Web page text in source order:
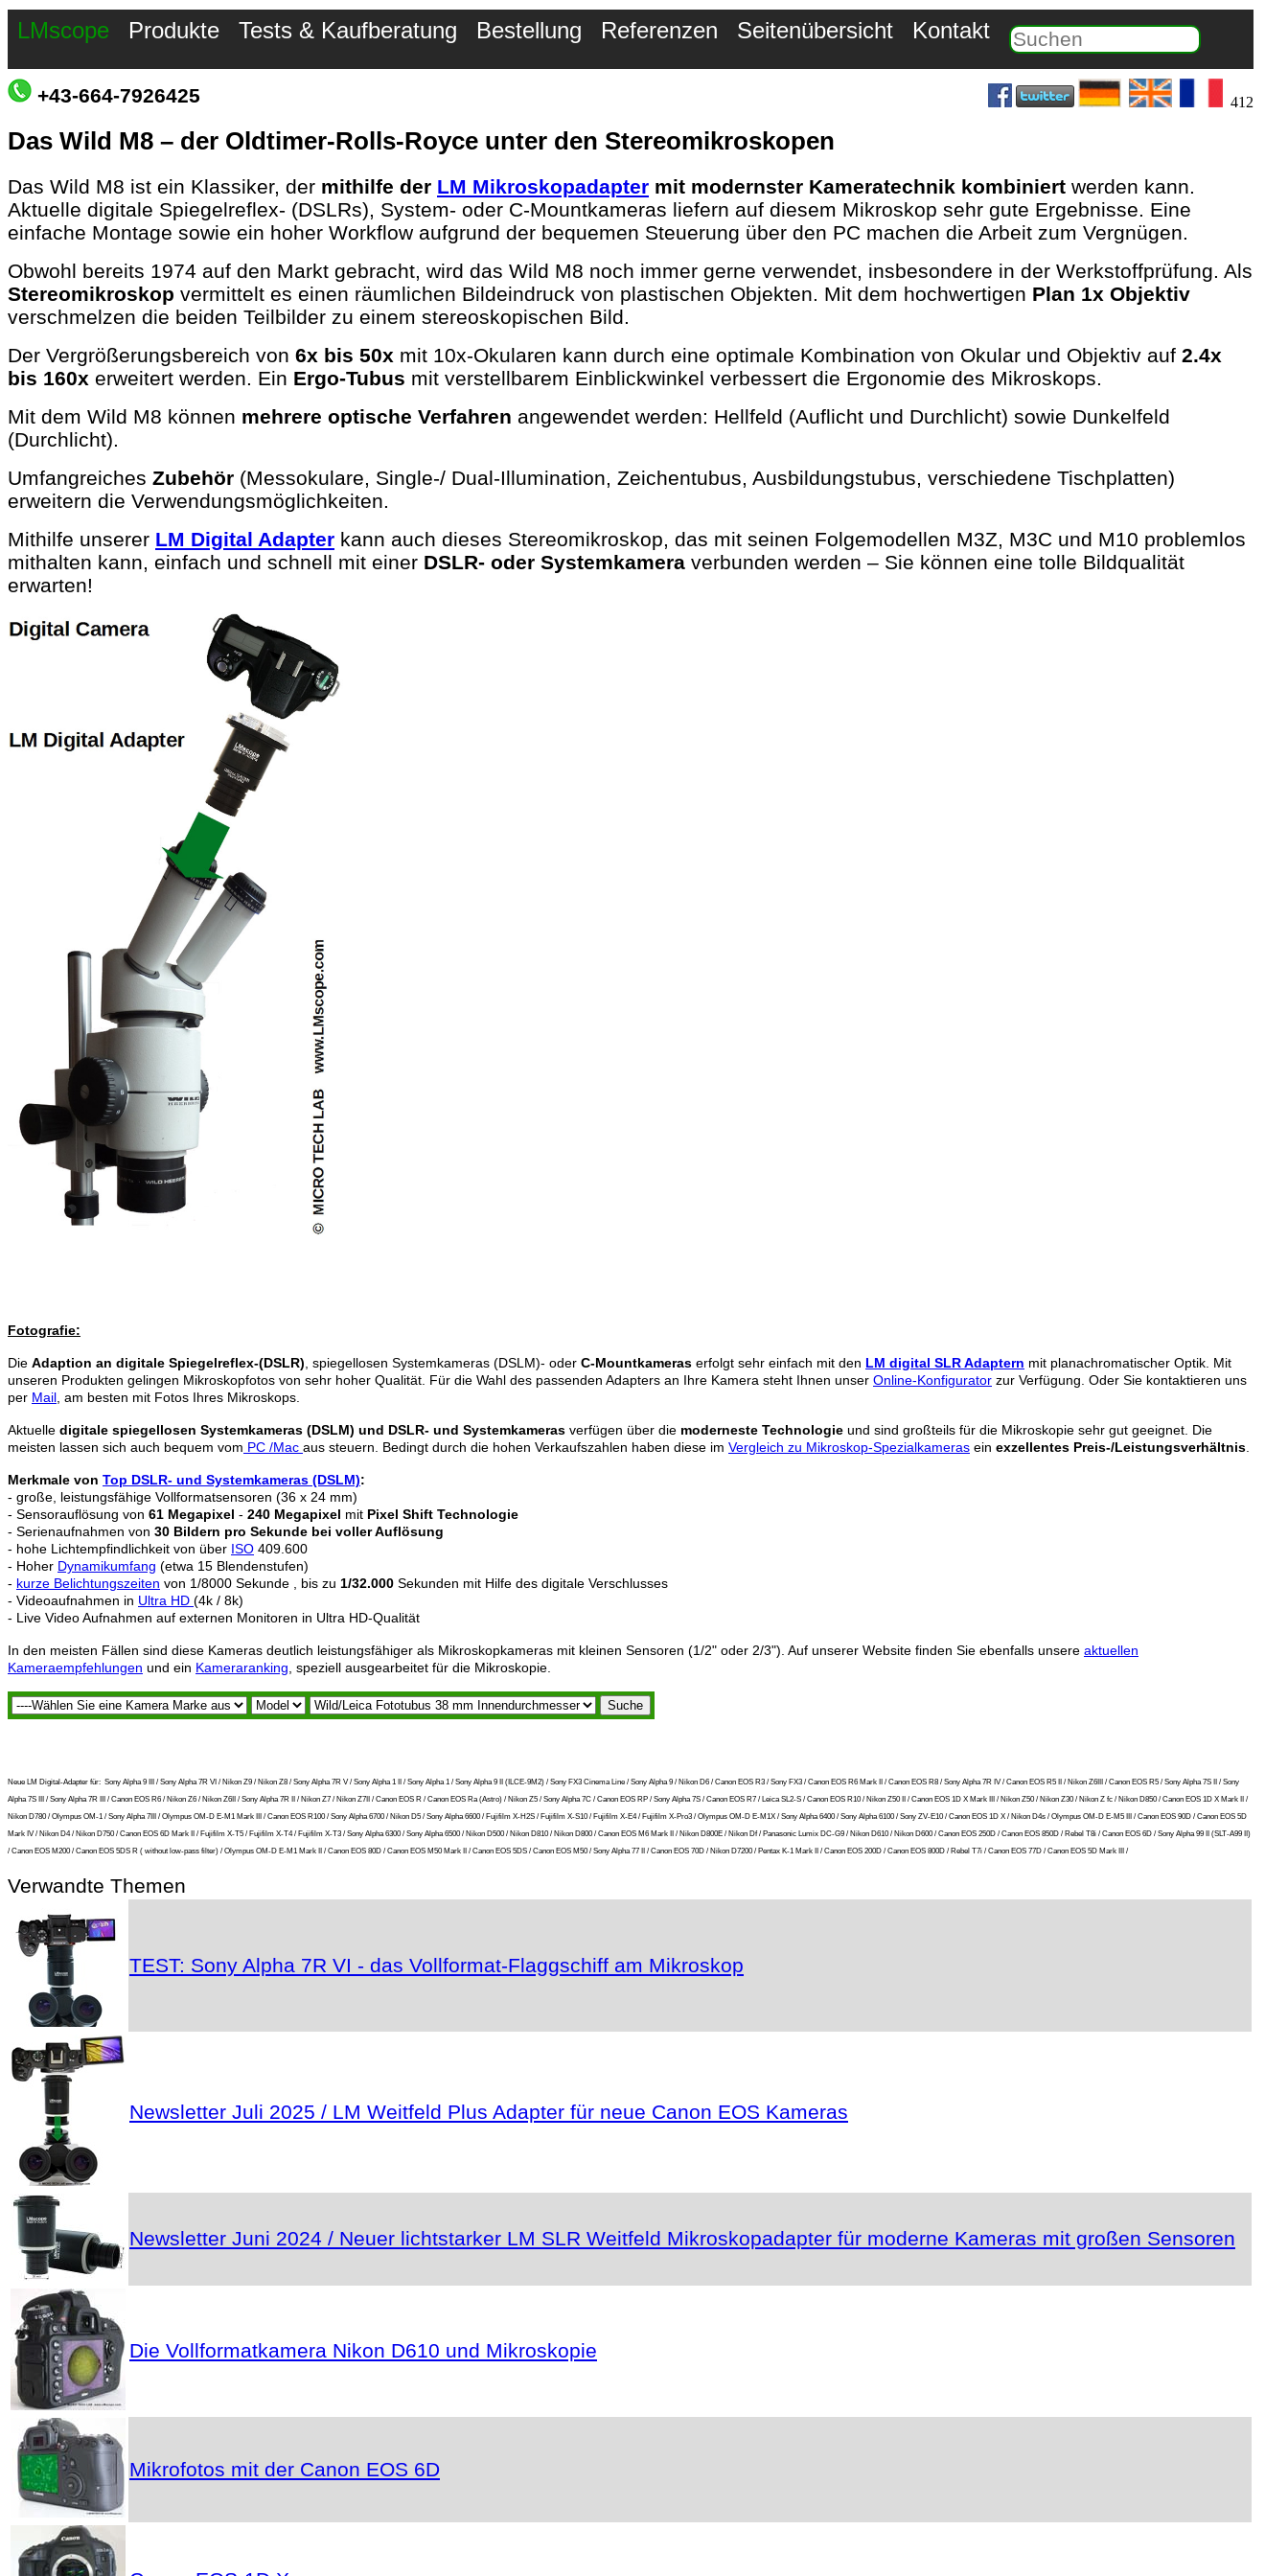
LMscope Produkte Tests & Kaufberatung Bestellung Referenzen Seitenübersicht Kontakt
+43-664-7926425 412
Das Wild M8 – der Oldtimer-Rolls-Royce unter den Stereomikroskopen
Das Wild M8 ist ein Klassiker, der mithilfe der LM Mikroskopadapter mit modernster Kameratechnik kombiniert werden kann.
Aktuelle digitale Spiegelreflex- (DSLRs), System- oder C-Mountkameras liefern auf diesem Mikroskop sehr gute Ergebnisse. Eine
einfache Montage sowie ein hoher Workflow aufgrund der bequemen Steuerung über den PC machen die Arbeit zum Vergnügen.
Obwohl bereits 1974 auf den Markt gebracht, wird das Wild M8 noch immer gerne verwendet, insbesondere in der Werkstoffprüfung. Als
Stereomikroskop vermittelt es einen räumlichen Bildeindruck von plastischen Objekten. Mit dem hochwertigen Plan 1x Objektiv
verschmelzen die beiden Teilbilder zu einem stereoskopischen Bild.
Der Vergrößerungsbereich von 6x bis 50x mit 10x-Okularen kann durch eine optimale Kombination von Okular und Objektiv auf 2.4x
bis 160x erweitert werden. Ein Ergo-Tubus mit verstellbarem Einblickwinkel verbessert die Ergonomie des Mikroskops.
Mit dem Wild M8 können mehrere optische Verfahren angewendet werden: Hellfeld (Auflicht und Durchlicht) sowie Dunkelfeld
(Durchlicht).
Umfangreiches Zubehör (Messokulare, Single-/ Dual-Illumination, Zeichentubus, Ausbildungstubus, verschiedene Tischplatten)
erweitern die Verwendungsmöglichkeiten.
Mithilfe unserer LM Digital Adapter kann auch dieses Stereomikroskop, das mit seinen Folgemodellen M3Z, M3C und M10 problemlos
mithalten kann, einfach und schnell mit einer DSLR- oder Systemkamera verbunden werden – Sie können eine tolle Bildqualität
erwarten!
Fotografie:
Die Adaption an digitale Spiegelreflex-(DSLR), spiegellosen Systemkameras (DSLM)- oder C-Mountkameras erfolgt sehr einfach mit den LM digital SLR Adaptern mit planachromatischer Optik. Mit
unseren Produkten gelingen Mikroskopfotos von sehr hoher Qualität. Für die Wahl des passenden Adapters an Ihre Kamera steht Ihnen unser Online-Konfigurator zur Verfügung. Oder Sie kontaktieren uns
per Mail, am besten mit Fotos Ihres Mikroskops.
Aktuelle digitale spiegellosen Systemkameras (DSLM) und DSLR- und Systemkameras verfügen über die moderneste Technologie und sind großteils für die Mikroskopie sehr gut geeignet. Die
meisten lassen sich auch bequem vom PC /Mac aus steuern. Bedingt durch die hohen Verkaufszahlen haben diese im Vergleich zu Mikroskop-Spezialkameras ein exzellentes Preis-/Leistungsverhältnis.
Merkmale von Top DSLR- und Systemkameras (DSLM):
- große, leistungsfähige Vollformatsensoren (36 x 24 mm)
- Sensorauflösung von 61 Megapixel - 240 Megapixel mit Pixel Shift Technologie
- Serienaufnahmen von 30 Bildern pro Sekunde bei voller Auflösung
- hohe Lichtempfindlichkeit von über ISO 409.600
- Hoher Dynamikumfang (etwa 15 Blendenstufen)
- kurze Belichtungszeiten von 1/8000 Sekunde , bis zu 1/32.000 Sekunden mit Hilfe des digitale Verschlusses
- Videoaufnahmen in Ultra HD (4k / 8k)
- Live Video Aufnahmen auf externen Monitoren in Ultra HD-Qualität
In den meisten Fällen sind diese Kameras deutlich leistungsfähiger als Mikroskopkameras mit kleinen Sensoren (1/2" oder 2/3"). Auf unserer Website finden Sie ebenfalls unsere aktuellen
Kameraempfehlungen und ein Kameraranking, speziell ausgearbeitet für die Mikroskopie.
Neue LM Digital-Adapter für: Sony Alpha 9 III / Sony Alpha 7R VI / Nikon Z9 / Nikon Z8 / Sony Alpha 7R V / Sony Alpha 1 II / Sony Alpha 1 / Sony Alpha 9 II (ILCE-9M2) / Sony FX3 Cinema Line / Sony Alpha 9 / Nikon D6 / Canon EOS R3 / Sony FX3 / Canon EOS R6 Mark II / Canon EOS R8 / Sony Alpha 7R IV / Canon EOS R5 II / Nikon Z6III / Canon EOS R5 / Sony Alpha 7S II / Sony
Alpha 7S III / Sony Alpha 7R III / Canon EOS R6 / Nikon Z6 / Nikon Z6II / Sony Alpha 7R II / Nikon Z7 / Nikon Z7II / Canon EOS R / Canon EOS Ra (Astro) / Nikon Z5 / Sony Alpha 7C / Canon EOS RP / Sony Alpha 7S / Canon EOS R7 / Leica SL2-S / Canon EOS R10 / Nikon Z50 II / Canon EOS 1D X Mark III / Nikon Z50 / Nikon Z30 / Nikon Z fc / Nikon D850 / Canon EOS 1D X Mark II /
Nikon D780 / Olympus OM-1 / Sony Alpha 7III / Olympus OM-D E-M1 Mark III / Canon EOS R100 / Sony Alpha 6700 / Nikon D5 / Sony Alpha 6600 / Fujifilm X-H2S / Fujifilm X-S10 / Fujifilm X-E4 / Fujifilm X-Pro3 / Olympus OM-D E-M1X / Sony Alpha 6400 / Sony Alpha 6100 / Sony ZV-E10 / Canon EOS 1D X / Nikon D4s / Olympus OM-D E-M5 III / Canon EOS 90D / Canon EOS 5D
Mark IV / Nikon D4 / Nikon D750 / Canon EOS 6D Mark II / Fujifilm X-T5 / Fujifilm X-T4 / Fujifilm X-T3 / Sony Alpha 6300 / Sony Alpha 6500 / Nikon D500 / Nikon D810 / Nikon D800 / Canon EOS M6 Mark II / Nikon D800E / Nikon Df / Panasonic Lumix DC-G9 / Nikon D610 / Nikon D600 / Canon EOS 250D / Canon EOS 850D / Rebel T8i / Canon EOS 6D / Sony Alpha 99 II (SLT-A99 II)
/ Canon EOS M200 / Canon EOS 5DS R ( without low-pass filter) / Olympus OM-D E-M1 Mark II / Canon EOS 80D / Canon EOS M50 Mark II / Canon EOS 5DS / Canon EOS M50 / Sony Alpha 77 II / Canon EOS 70D / Nikon D7200 / Pentax K-1 Mark II / Canon EOS 200D / Canon EOS 800D / Rebel T7i / Canon EOS 77D / Canon EOS 5D Mark III /
Verwandte Themen
TEST: Sony Alpha 7R VI - das Vollformat-Flaggschiff am Mikroskop
Newsletter Juli 2025 / LM Weitfeld Plus Adapter für neue Canon EOS Kameras
Newsletter Juni 2024 / Neuer lichtstarker LM SLR Weitfeld Mikroskopadapter für moderne Kameras mit großen Sensoren
Die Vollformatkamera Nikon D610 und Mikroskopie
Mikrofotos mit der Canon EOS 6D